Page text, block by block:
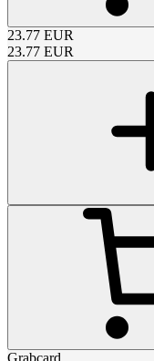
23.77 EUR
23.77 EUR
Grabcard